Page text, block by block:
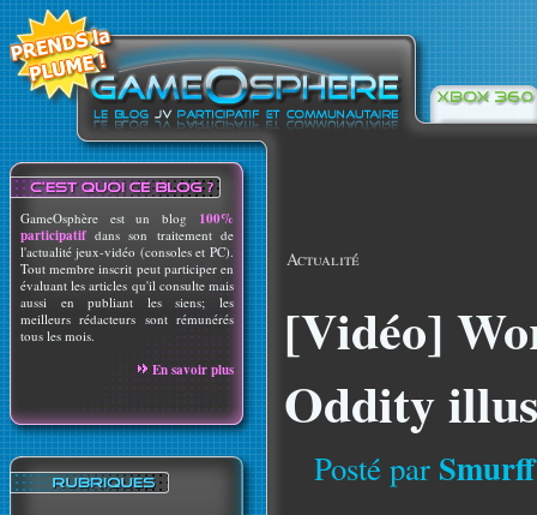
GameOsphère est un blog 100%
participatif dans son traitement de
l'actualité jeux-vidéo (consoles et PC).
Tout membre inscrit peut participer en
évaluant les articles qu'il consulte mais
aussi en publiant les siens; les
meilleurs rédacteurs sont rémunérés
tous les mois.
En savoir plus
Actualité
[Vidéo]
Oddity
Posté par Smurff